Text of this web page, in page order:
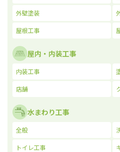
外壁塗装
屋根工事
屋内・内装工事
内装工事
店舗
水まわり工事
全般
トイレ工事